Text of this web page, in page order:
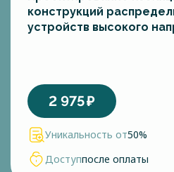
конструкций
устройств высокого
2 975₽
Уникальность от50%
Доступпосле оплаты